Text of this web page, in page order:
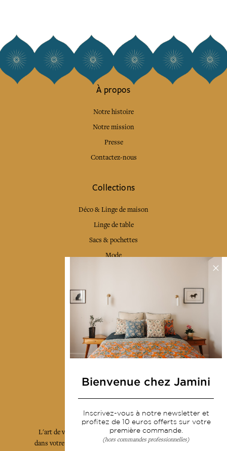
À propos
Notre histoire
Notre mission
Presse
Contactez-nous
Collections
Déco & Linge de maison
Linge de table
Sacs & pochettes
Mode
Livraison & retour
CGV
Devenir revendeur
Notre communauté
L'art de vivre JAMINI raconté avec poésie et élégance
dans votre boîte mail. Inscrivez vous à notre newsletter
Bienvenue chez Jamini
Inscrivez-vous à notre newsletter et
profitez de 10 euros offerts sur votre
première commande.
(hors commandes professionnelles)